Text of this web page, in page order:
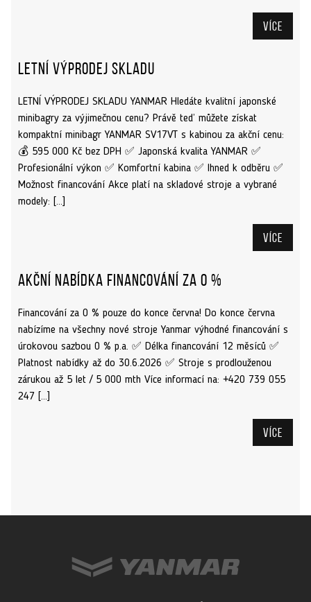
Více
Letní výprodej skladu
LETNÍ VÝPRODEJ SKLADU YANMAR Hledáte kvalitní japonské
minibagry za výjimečnou cenu? Právě teď můžete získat
kompaktní minibagr YANMAR SV17VT s kabinou za akční cenu:
💰 595 000 Kč bez DPH ✅ Japonská kvalita YANMAR ✅
Profesionální výkon ✅ Komfortní kabina ✅ Ihned k odběru ✅
Možnost financování Akce platí na skladové stroje a vybrané
modely: […]
Více
Akční nabídka financování za 0 %
Financování za 0 % pouze do konce června! Do konce června
nabízíme na všechny nové stroje Yanmar výhodné financování s
úrokovou sazbou 0 % p.a. ✅ Délka financování 12 měsíců ✅
Platnost nabídky až do 30.6.2026 ✅ Stroje s prodlouženou
zárukou až 5 let / 5 000 mth Více informací na: +420 739 055
247 […]
Více